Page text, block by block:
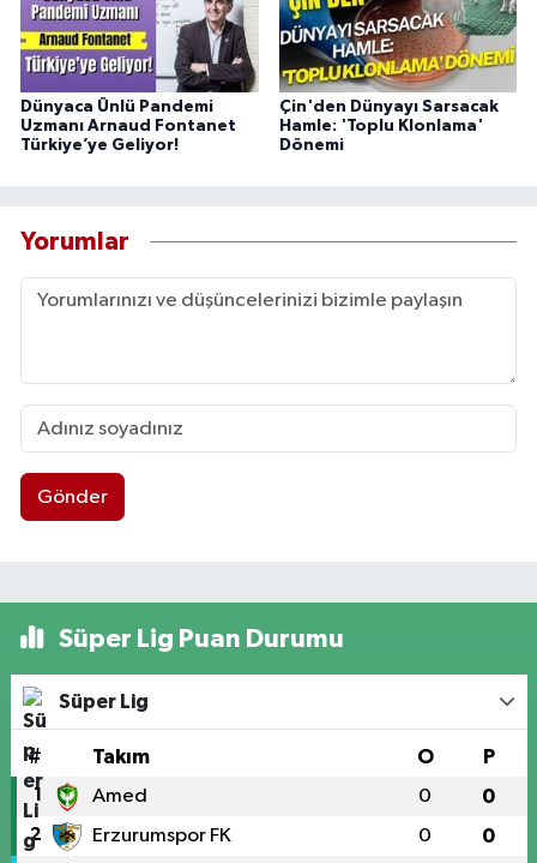
Dünyaca Ünlü Pandemi
Uzmanı Arnaud Fontanet
Türkiye’ye Geliyor!
Çin'den Dünyayı Sarsacak
Hamle: 'Toplu Klonlama'
Dönemi
Yorumlar
Gönder
Süper Lig Puan Durumu
Süper Lig
# Takım O P
1 Amed 0 0
2 Erzurumspor FK 0 0